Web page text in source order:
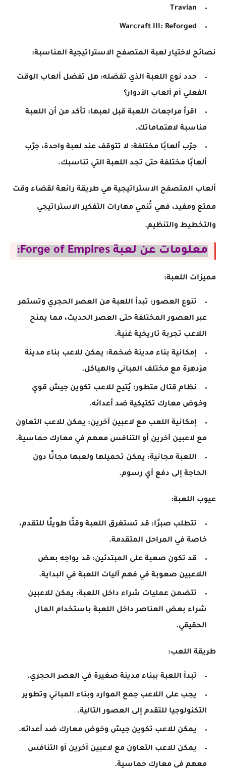
Travian
Warcraft III: Reforged
نصائح لاختيار لعبة المتصفح الاستراتيجية المناسبة:
حدد نوع اللعبة الذي تفضله: هل تفضل ألعاب الوقت
الفعلي أم ألعاب الأدوار؟
اقرأ مراجعات اللعبة قبل لعبها: تأكد من أن اللعبة
مناسبة لاهتماماتك.
جرّب ألعابًا مختلفة: لا تتوقف عند لعبة واحدة، جرّب
ألعابًا مختلفة حتى تجد اللعبة التي تناسبك.
ألعاب المتصفح الاستراتيجية هي طريقة رائعة لقضاء وقت
ممتع ومفيد، فهي تُنمي مهارات التفكير الاستراتيجي
والتخطيط والتنظيم.
معلومات عن لعبة Forge of Empires:
مميزات اللعبة:
تنوع العصور: تبدأ اللعبة من العصر الحجري وتستمر
عبر العصور المختلفة حتى العصر الحديث، مما يمنح
اللاعب تجربة تاريخية غنية.
إمكانية بناء مدينة ضخمة: يمكن للاعب بناء مدينة
مزدهرة مع مختلف المباني والهياكل.
نظام قتال متطور: يُتيح للاعب تكوين جيش قوي
وخوض معارك تكتيكية ضد أعدائه.
إمكانية اللعب مع لاعبين آخرين: يمكن للاعب التعاون
مع لاعبين آخرين أو التنافس معهم في معارك حماسية.
اللعبة مجانية: يمكن تحميلها ولعبها مجانًا دون
الحاجة إلى دفع أي رسوم.
عيوب اللعبة:
تتطلب صبرًا: قد تستغرق اللعبة وقتًا طويلًا للتقدم،
خاصة في المراحل المتقدمة.
قد تكون صعبة على المبتدئين: قد يواجه بعض
اللاعبين صعوبة في فهم آليات اللعبة في البداية.
تتضمن عمليات شراء داخل اللعبة: يمكن للاعبين
شراء بعض العناصر داخل اللعبة باستخدام المال
الحقيقي.
طريقة اللعب:
تبدأ اللعبة ببناء مدينة صغيرة في العصر الحجري.
يجب على اللاعب جمع الموارد وبناء المباني وتطوير
التكنولوجيا للتقدم إلى العصور التالية.
يمكن للاعب تكوين جيش وخوض معارك ضد أعدائه.
يمكن للاعب التعاون مع لاعبين آخرين أو التنافس
معهم في معارك حماسية.